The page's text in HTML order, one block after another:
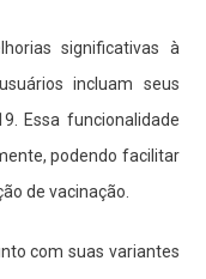
significativas à
incluam seus
Essa funcionalidade
podendo facilitar
de vacinação.
com suas variantes